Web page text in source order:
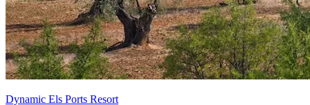
Dynamic Els Ports Resort